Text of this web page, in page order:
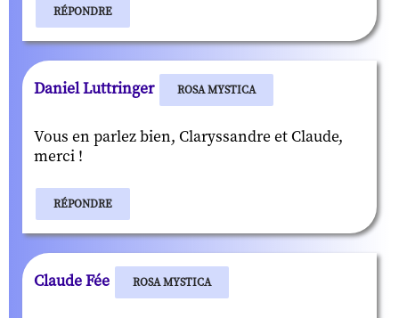
RÉPONDRE
Daniel Luttringer ROSA MYSTICA
Vous en parlez bien, Claryssandre et Claude,
merci !
RÉPONDRE
Claude Fée ROSA MYSTICA